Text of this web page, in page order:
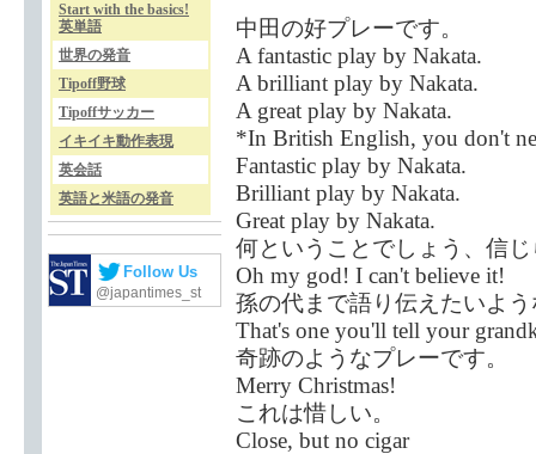
Start with the basics!
英単語
世界の発音
Tipoff野球
Tipoffサッカー
イキイキ動作表現
英会話
英語と米語の発音
Follow Us
@japantimes_st
中田の好プレーです。
A fantastic play by Nakata.
A brilliant play by Nakata.
A great play by Nakata.
*In British English, you don't
Fantastic play by Nakata.
Brilliant play by Nakata.
Great play by Nakata.
何ということでしょう、信
Oh my god! I can't believe it!
孫の代まで語り伝えたいよ
That's one you'll tell your
奇跡のようなプレーです。
Merry Christmas!
これは惜しい。
Close, but no cigar